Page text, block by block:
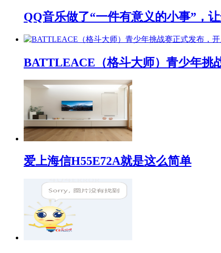
QQ音乐做了“一件有意义的小事”，
BATTLEACE（格斗大师）青少年挑
爱上海信H55E72A就是这么简单